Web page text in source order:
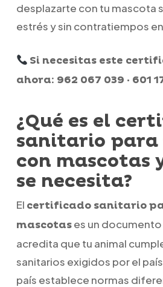
desplazarte con tu mascota
estrés y sin contratiempos
Si necesitas este
ahora: 962 067 039 · 601
¿Qué es el
sanitario
con mascotas
se necesita?
El certificado sanitario
mascotases un
acredita que tu animal
sanitarios exigidos por el
país establece normas